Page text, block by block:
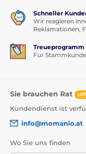
Schneller
Wir reagieren
Reklamationen,
Treueprogramm
Für
Sie brauchen Rat
Kundendienst ist
info@momanio.at
Wo Sie uns finden